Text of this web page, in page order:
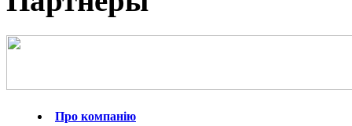
Про компанію